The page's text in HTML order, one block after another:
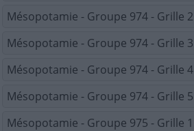
Mésopotamie - Groupe 974 - Grille 2
Mésopotamie - Groupe 974 - Grille 3
Mésopotamie - Groupe 974 - Grille 4
Mésopotamie - Groupe 974 - Grille 5
Mésopotamie - Groupe 975 - Grille 1